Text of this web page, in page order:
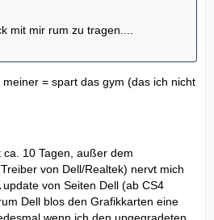
mit mir rum zu tragen....
= spart das gym (das ich nicht
10 Tagen, außer dem
von Dell/Realtek) nervt mich
von Seiten Dell (ab CS4
Dell blos den Grafikkarten eine